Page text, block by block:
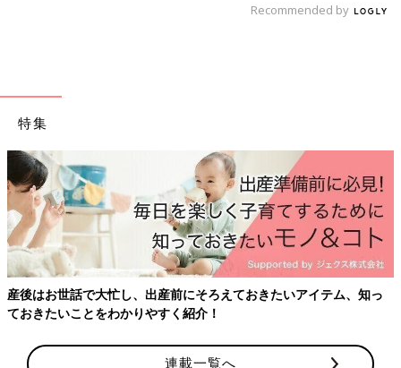
Recommended by
特集
フェムゾーンの不快感、眠りの質、気分のゆらぎ…産後の“なんとな
く不調”セルフケアのポイントとは？
連載一覧へ